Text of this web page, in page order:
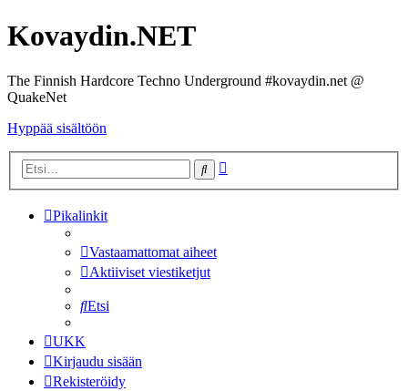
Kovaydin.NET
The Finnish Hardcore Techno Underground #kovaydin.net @
QuakeNet
Hyppää sisältöön
Etsi
Pikalinkit
Vastaamattomat aiheet
Aktiiviset viestiketjut
Etsi
UKK
Kirjaudu sisään
Rekisteröidy